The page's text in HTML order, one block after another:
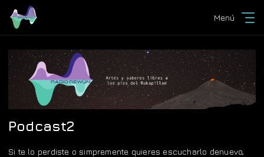
Menú
Podcast2
Si te lo perdiste o simpremente quieres escucharlo denuevo,